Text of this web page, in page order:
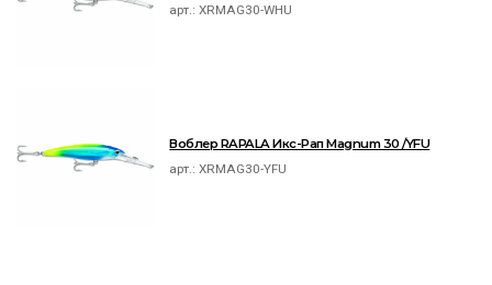
арт.:XRMAG30-WHU
Воблер RAPALA Икс-Рап Magnum 30 /YFU
арт.:XRMAG30-YFU